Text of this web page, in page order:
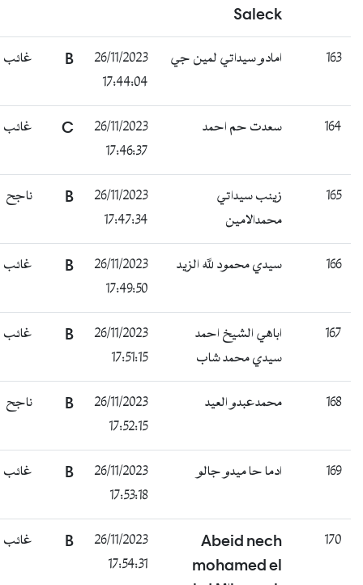
Saleck
163 امادو سيداتي لمين جي
26/11/2023
17:44:04
B غائب
164 سعدت حم احمد
26/11/2023
17:46:37
C غائب
165
زينب سيداتي
محمدالامين
26/11/2023
17:47:34
B ناجح
166 سيدي محمود لله الزيد
26/11/2023
17:49:50
B غائب
167
اباهي الشيخ احمد
سيدي محمد شاب
26/11/2023
17:51:15
B غائب
168 محمدعبدو العيد
26/11/2023
17:52:15
B ناجح
169 ادما حا ميدو جالو
26/11/2023
17:53:18
B غائب
170
Abeid nech
mohamed el
26/11/2023
17:54:31
B غائب